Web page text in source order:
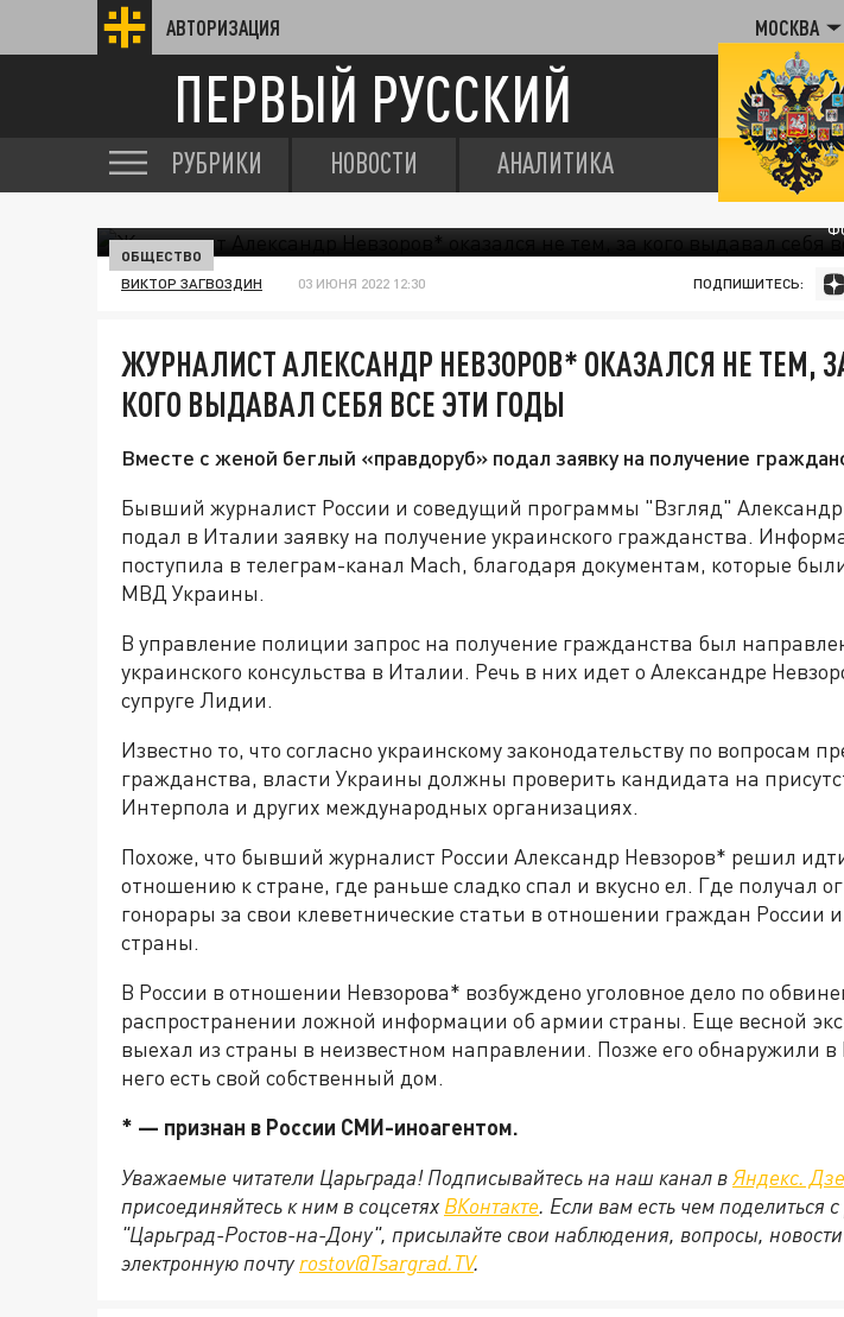
АВТОРИЗАЦИЯ МОСКВА
ПЕРВЫЙ РУССКИЙ
РУБРИКИ НОВОСТИ АНАЛИТИКА
ОБЩЕСТВО
ВИКТОР ЗАГВОЗДИН 03 ИЮНЯ 2022 12:30 ПОДПИШИТЕСЬ:
ЖУРНАЛИСТ АЛЕКСАНДР НЕВЗОРОВ* ОКАЗАЛСЯ НЕ ТЕМ,
КОГО ВЫДАВАЛ СЕБЯ ВСЕ ЭТИ ГОДЫ
Вместе с женой беглый «правдоруб» подал заявку на получение
Бывший журналист России и соведущий программы "Взгляд"
подал в Италии заявку на получение украинского гражданства.
поступила в телеграм-канал Mach, благодаря документам, которые
МВД Украины.
В управление полиции запрос на получение гражданства был
украинского консульства в Италии. Речь в них идет о Александре
супруге Лидии.
Известно то, что согласно украинскому законодательству по вопросам
гражданства, власти Украины должны проверить кандидата на
Интерпола и других международных организациях.
Похоже, что бывший журналист России Александр Невзоров* решил
отношению к стране, где раньше сладко спал и вкусно ел. Где получал
гонорары за свои клеветнические статьи в отношении граждан России
страны.
В России в отношении Невзорова* возбуждено уголовное дело по
распространении ложной информации об армии страны. Еще весной
выехал из страны в неизвестном направлении. Позже его обнаружили в
него есть свой собственный дом.
* — признан в России СМИ-иноагентом.
Уважаемые читатели Царьграда! Подписывайтесь на наш канал вЯндекс.
присоединяйтесь к ним в соцсетях ВКонтакте. Если вам есть чем поделиться
"Царьград-Ростов-на-Дону", присылайте свои наблюдения, вопросы,
электронную почту rostov@Tsargrad.ТV.